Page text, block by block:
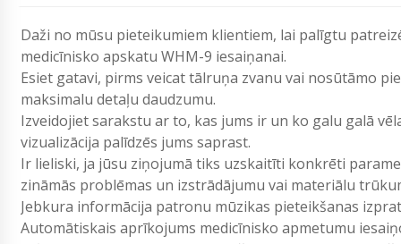
Daži no mūsu pieteikumiem klientiem, lai palīgtu
medicīnisko apskatu WHM-9 iesaiņanai.
Esiet gatavi, pirms veicat tālruņa zvanu vai nosūtāmo
maksimalu detaļu daudzumu.
Izveidojiet sarakstu ar to, kas jums ir un ko galu galā
vizualizācija palīdzēs jums saprast.
Ir lieliski, ja jūsu ziņojumā tiks uzskaitīti konkrēti
zināmās problēmas un izstrādājumu vai materiālu
Jebkura informācija patronu mūzikas pieteikšanas
Automātiskais aprīkojums medicīnisko apmetumu